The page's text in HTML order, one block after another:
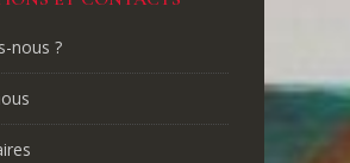
nous ?